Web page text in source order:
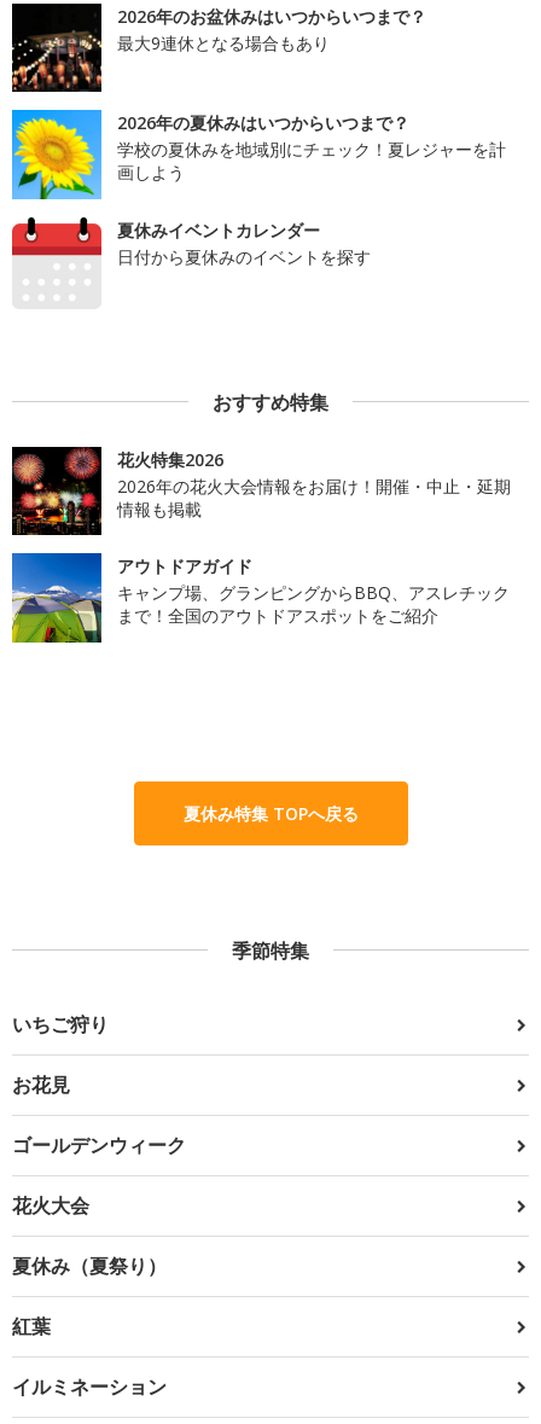
2026年のお盆休みはいつからいつまで？
最大9連休となる場合もあり
2026年の夏休みはいつからいつまで？
学校の夏休みを地域別にチェック！夏レジャーを計
画しよう
夏休みイベントカレンダー
日付から夏休みのイベントを探す
おすすめ特集
花火特集2026
2026年の花火大会情報をお届け！開催・中止・延期
情報も掲載
アウトドアガイド
キャンプ場、グランピングからBBQ、アスレチック
まで！全国のアウトドアスポットをご紹介
夏休み特集 TOPへ戻る
季節特集
いちご狩り
お花見
ゴールデンウィーク
花火大会
夏休み（夏祭り）
紅葉
イルミネーション